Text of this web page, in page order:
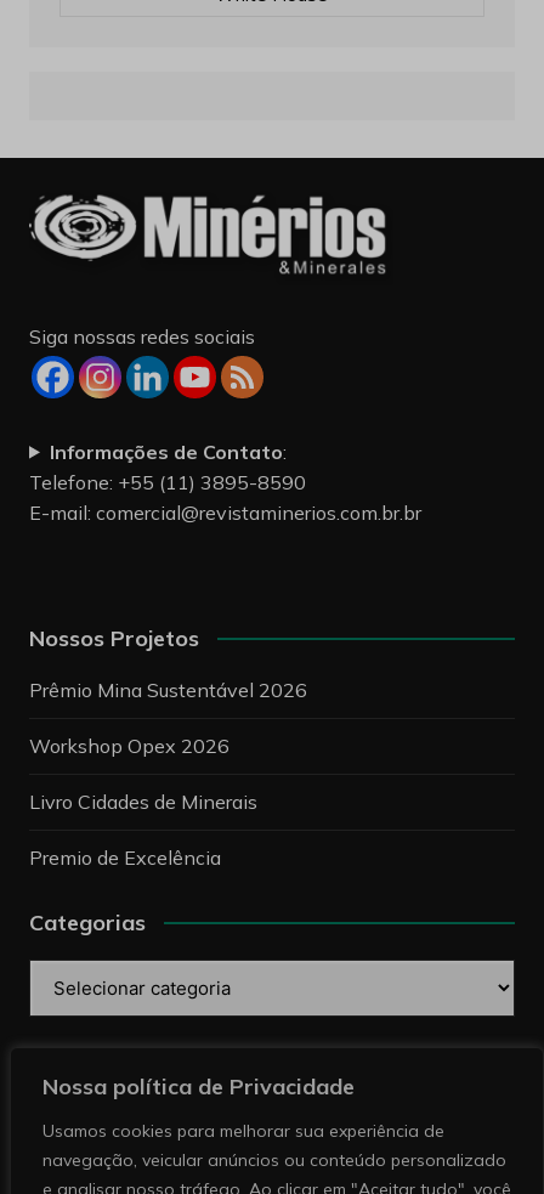
Nossa política de Privacidade
Usamos cookies para melhorar sua experiência de
navegação, veicular anúncios ou conteúdo personalizado
e analisar nosso tráfego. Ao clicar em "Aceitar tudo", você
Siga nossas redes sociais
Informações de Contato:
Telefone: +55 (11) 3895-8590
E-mail: comercial@revistaminerios.com.br.br
Nossos Projetos
Prêmio Mina Sustentável 2026
Workshop Opex 2026
Livro Cidades de Minerais
Premio de Excelência
Categorias